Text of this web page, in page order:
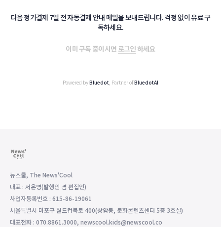
다음 정기결제 7일 전 자동결제 안내 메일을 보내드립니다. 걱정 없이 유료 구
독하세요.
이미 구독 중이시면 로그인하세요
Powered byBluedot , Partner ofBluedotAI
뉴스쿨, The News'Cool
대표 : 서은영(발행인 겸 편집인)
사업자등록번호 : 615-86-19061
서울특별시 마포구 월드컵북로 400(상암동, 문화콘텐츠센터 5층 3호실)
대표전화 : 070.8861.3000, newscool.kids@newscool.co